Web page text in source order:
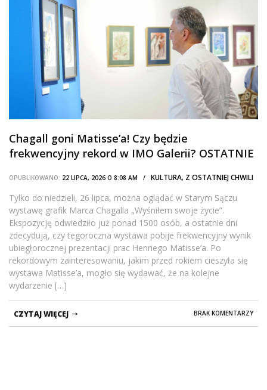
Chagall goni Matisse’a! Czy będzie
frekwencyjny rekord w IMO Galerii? OSTATNIE
OPUBLIKOWANO: 22 LIPCA, 2026 O 8:08 AM / KULTURA, Z OSTATNIEJ CHWILI
Tylko do niedzieli, 26 lipca, można oglądać w Starym Sączu
wystawę grafik Marca Chagalla „Wyśniłem swoje życie”.
Ekspozycję odwiedziło już ponad 1500 osób, a ostatnie dni
zdecydują, czy tegoroczna wystawa pobije frekwencyjny wynik
ubiegłorocznej prezentacji prac Henriego Matisse’a. Po
rekordowym zainteresowaniu, jakim przed rokiem cieszyła się
wystawa Matisse’a, mogło się wydawać, że na kolejne
wydarzenie […]
BRAK KOMENTARZY
CZYTAJ WIĘCEJ